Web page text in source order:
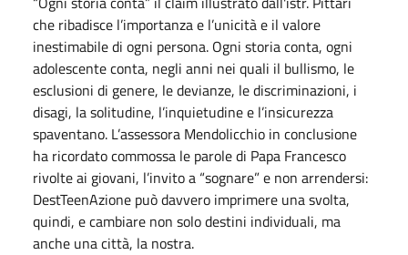
che ribadisce l’importanza e l’unicità e il valore
inestimabile di ogni persona. Ogni storia conta, ogni
adolescente conta, negli anni nei quali il bullismo, le
esclusioni di genere, le devianze, le discriminazioni, i
disagi, la solitudine, l’inquietudine e l’insicurezza
spaventano. L’assessora Mendolicchio in conclusione
ha ricordato commossa le parole di Papa Francesco
rivolte ai giovani, l’invito a “sognare” e non arrendersi:
DestTeenAzione può davvero imprimere una svolta,
quindi, e cambiare non solo destini individuali, ma
anche una città, la nostra.